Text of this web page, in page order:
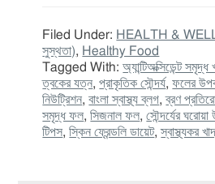
Filed Under: HEALTH &
সুস্থতা), Healthy Food
Tagged With:অ্যান্টিঅক্সিডেন্ট সমৃদ্ধ
ত্বকের যত্ন,প্রাকৃতিক সৌন্দর্য,ফলের
নিউট্রিশন,বাংলা স্বাস্থ্য ব্লগ,ব্রণ
সমৃদ্ধ ফল,সিজনাল ফল,সৌন্দর্যের ঘরোয়া
টিপস,স্কিন ফ্রেন্ডলি ডায়েট,স্বাস্থ্যকর